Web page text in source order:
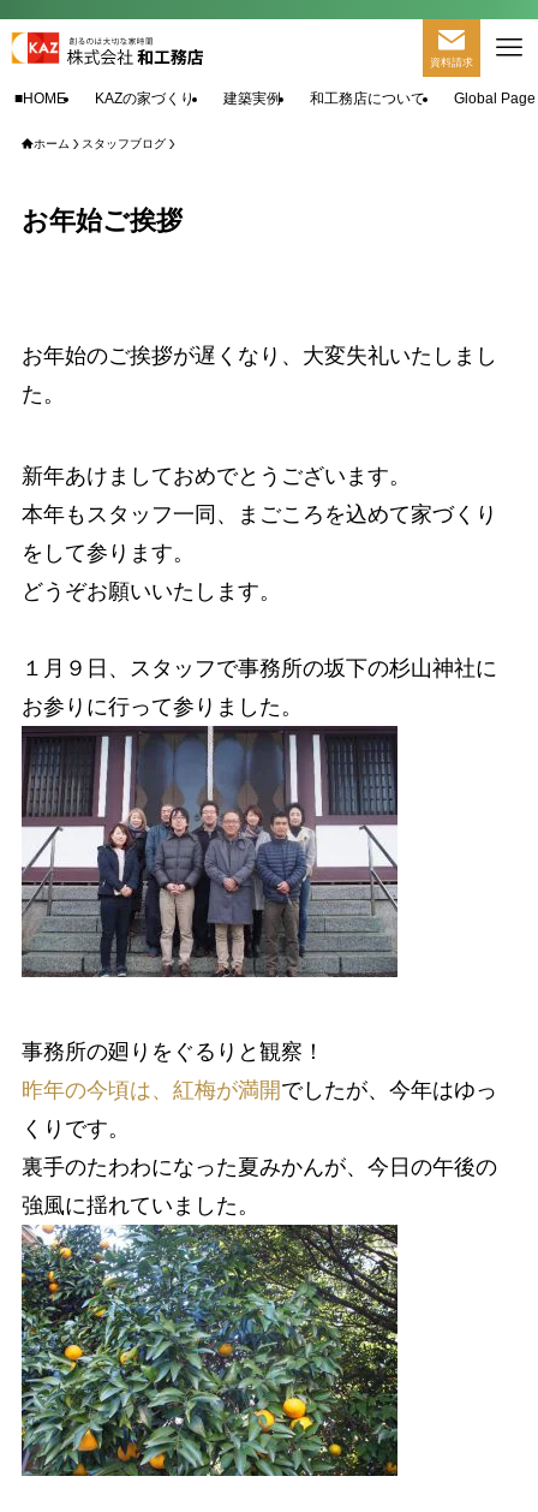
資料請求
■HOME KAZの家づくり 建築実例 和工務店について Global
ホーム スタッフブログ
お年始ご挨拶
お年始のご挨拶が遅くなり、大変失礼いたしまし
た。
新年あけましておめでとうございます。
本年もスタッフ一同、まごころを込めて家づくり
をして参ります。
どうぞお願いいたします。
１月９日、スタッフで事務所の坂下の杉山神社に
お参りに行って参りました。
事務所の廻りをぐるりと観察！
昨年の今頃は、紅梅が満開でしたが、今年はゆっ
くりです。
裏手のたわわになった夏みかんが、今日の午後の
強風に揺れていました。